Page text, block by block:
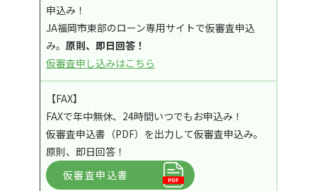
申込み！
JA福岡市東部のローン専用サイトで仮審査申込
み。 原則、即日回答！
仮審査申し込みはこちら
【FAX】
FAXで年中無休、24時間いつでもお申込み！
仮審査申込書（PDF）を出力して仮審査申込み。
原則、即日回答！
仮審査申込書